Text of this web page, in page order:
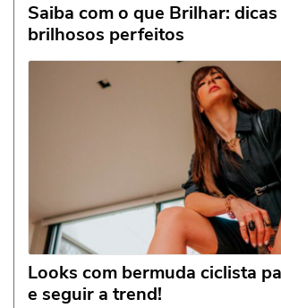
Saiba com o que Brilhar:
brilhosos perfeitos
Looks com bermuda ciclista
e seguir a trend!